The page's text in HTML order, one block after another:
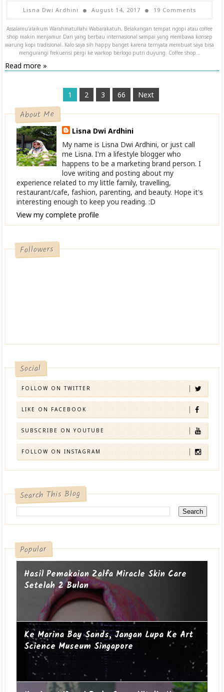
Lisna Dwi Ardhini August 14, 2017 19 Comments
Assalamu'alaikum Warahmatullahi Wabarakatuh, Belakangan tempat ngopi atau coffee
shop makin menjamur. Dari yang berbau internasional sampai yang membawa konsep
warung kopi tradisional. Kalo saya sih happy banget karena ternyata membuat saya bisa
mengurangi frekuensi pergi ke warkop berlogo putri duyung. Coffee shop...
Read more »
1 2 3 66 Next
About Me
Lisna Dwi Ardhini
My name is Lisna Dwi Ardhini, or just call
me Lisna. I'm a lifestyle blogger who
happens to be a marketing brand person. I
love writing and posting about my
experience related to my little family, travelling,
restaurant/cafe, fashion, parenting, and beauty. Hope it's
interesting enough to keep you reading. :D
View my complete profile
Followers
Social
FOLLOW ON TWITTER
LIKE ON FACEBOOK
SUBSCRIBE ON YOUTUBE
FOLLOW ON INSTAGRAM
Search This Blog
Popular
Hasil Pemakaian Zalfa Miracle Skin Care
Setelah 2 Bulan
Ke Marina Bay Sands, Jangan Lupa Ke Art
Science Museum Singapore